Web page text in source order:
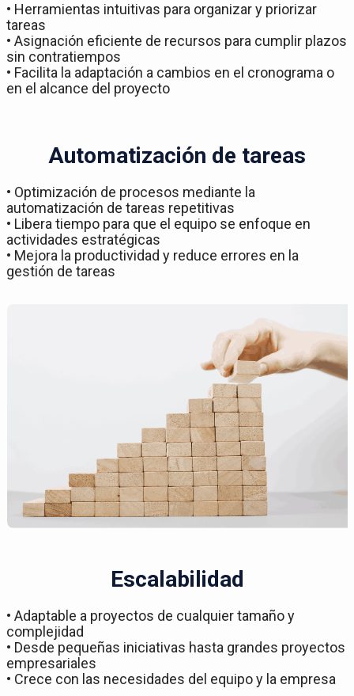
• Herramientas intuitivas para organizar y priorizar
tareas
• Asignación eficiente de recursos para cumplir plazos
sin contratiempos
• Facilita la adaptación a cambios en el cronograma o
en el alcance del proyecto
Automatización de tareas
• Optimización de procesos mediante la
automatización de tareas repetitivas
• Libera tiempo para que el equipo se enfoque en
actividades estratégicas
• Mejora la productividad y reduce errores en la
gestión de tareas
Escalabilidad
• Adaptable a proyectos de cualquier tamaño y
complejidad
• Desde pequeñas iniciativas hasta grandes proyectos
empresariales
• Crece con las necesidades del equipo y la empresa